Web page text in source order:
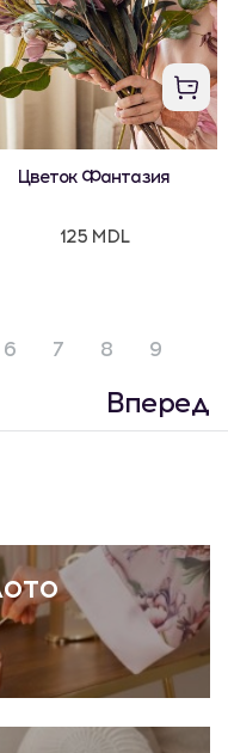
Цветок Фантазия
125 MDL
6 7 8 9
Вперед